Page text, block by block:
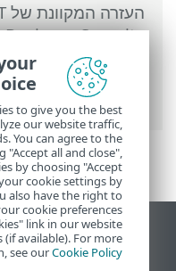
העזרה המקוונת של ESET
Business Security
לפתור את ביטול
ESET HOME
>
נותק
הצג את האתר
End of Life
to give you the best
our website traffic,
You can agree to the
"Accept all and close",
by choosing "Accept
cookie settings by
also have the right to
cookie preferences
link in our website
available). For more
see ourCookie Policy